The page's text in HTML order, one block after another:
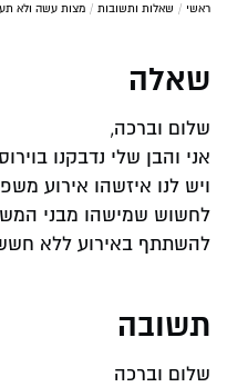
ראשי / שאלות ותשובות / מצות עשה ולא
שאלה
שלום וברכה,
אני והבן שלי נדבקנו
ויש לנו איזשהו אירוע
לחשוש שמישהו מבני
להשתתף באירוע ללא
תשובה
שלום וברכה